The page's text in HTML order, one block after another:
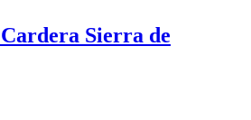
Sierra de